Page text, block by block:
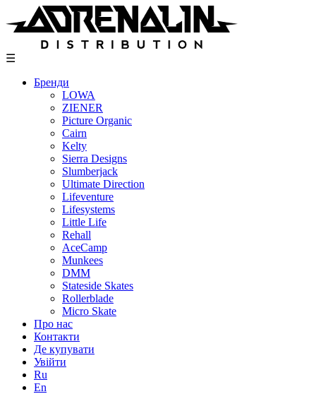
to
content
☰
Бренди
LOWA
ZIENER
Picture Organic
Cairn
Kelty
Sierra Designs
Slumberjack
Ultimate Direction
Lifeventure
Lifesystems
Little Life
Rehall
AceCamp
Munkees
DMM
Stateside Skates
Rollerblade
Micro Skate
Про нас
Контакти
Де купувати
Увійти
Ru
En